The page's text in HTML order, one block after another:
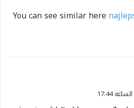
الشباب والمنظمات الدولية
الناقلة النوعية للشباب
وفي هذا الإطار شكرت
السنغال خاصة وحضور مدير
أصدق دليل على اهتمام
مع مؤسسة الدولة للنهوض
You can see similar here